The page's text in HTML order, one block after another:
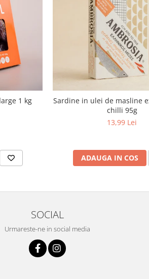
1 kg
Sardine in ulei de masline
chilli 95g
13,99 Lei
ADAUGA IN COS
SOCIAL
Urmareste-ne in social media